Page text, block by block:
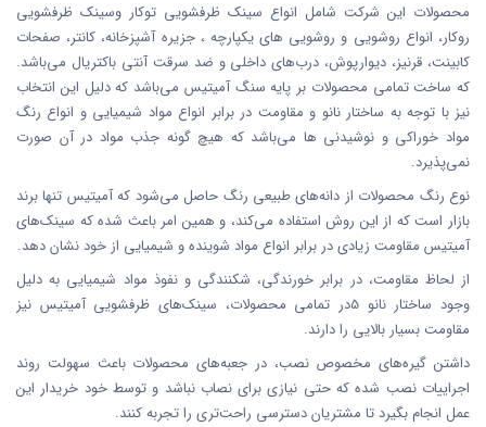
محصولات این شرکت شامل انواع سینک ظرفشویی توکار وسینک ظرفشویی
روکار، انواع روشویی و روشویی های یکپارچه ، جزیره آشپزخانه، کانتر، صفحات
کابینت، قرنیز، دیوارپوش، درب‌های داخلی و ضد سرقت آنتی باکتریال می‌باشد.
که ساخت تمامی محصولات بر پایه سنگ آمیتیس می‌باشد که دلیل این انتخاب
نیز با توجه به ساختار نانو و مقاومت در برابر انواع مواد شیمیایی و انواع رنگ
مواد خوراکی و نوشیدنی ها می‌باشد که هیچ گونه جذب مواد در آن صورت
نمی‌پذیرد.
نوع رنگ محصولات از دانه‌های طبیعی رنگ حاصل می‌شود که آمیتیس تنها برند
بازار است که از این روش استفاده می‌کند، و همین امر باعث شده که سینک‌های
آمیتیس مقاومت زیادی در برابر انواع مواد شوینده و شیمیایی از خود نشان دهد.
از لحاظ مقاومت، در برابر خورندگی، شکنندگی و نفوذ مواد شیمیایی به دلیل
وجود ساختار نانو 5در تمامی محصولات، سینک‌های ظرفشویی آمیتیس نیز
مقاومت بسیار بالایی را دارند.
داشتن گیره‌های مخصوص نصب، در جعبه‌های محصولات باعث سهولت روند
اجراییات نصب شده که حتی نیازی برای نصاب نباشد و توسط خود خریدار این
عمل انجام بگیرد تا مشتریان دسترسی راحت‌تری را تجربه کنند.